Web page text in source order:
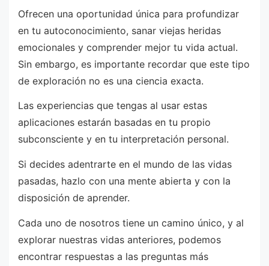
Ofrecen una oportunidad única para profundizar
en tu autoconocimiento, sanar viejas heridas
emocionales y comprender mejor tu vida actual.
Sin embargo, es importante recordar que este tipo
de exploración no es una ciencia exacta.
Las experiencias que tengas al usar estas
aplicaciones estarán basadas en tu propio
subconsciente y en tu interpretación personal.
Si decides adentrarte en el mundo de las vidas
pasadas, hazlo con una mente abierta y con la
disposición de aprender.
Cada uno de nosotros tiene un camino único, y al
explorar nuestras vidas anteriores, podemos
encontrar respuestas a las preguntas más